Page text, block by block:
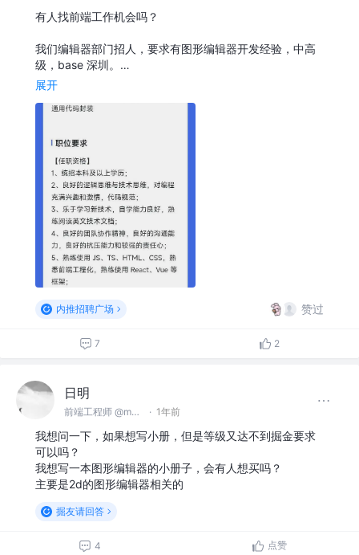
有人找前端工作机会吗？
我们编辑器部门招人，要求有图形编辑器开发经验，中高
级，base 深圳。…
展开
内推招聘广场 赞过
7 2
日明
前端工程师 @makeblock · 1年前
我想问一下，如果想写小册，但是等级又达不到掘金要求
可以吗？
我想写一本图形编辑器的小册子，会有人想买吗？
主要是2d的图形编辑器相关的
掘友请回答
4 点赞